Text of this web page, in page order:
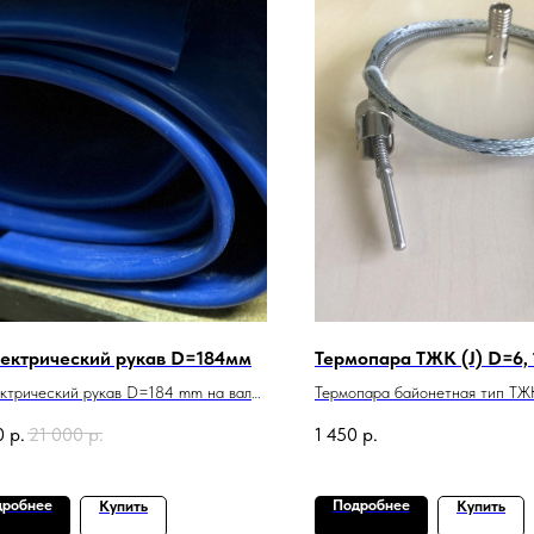
рукав D=184мм
рукав D=184 mm на вал
Германия, Premium качество
р. 21 000 р.
Купить
Термопара ТЖК (J) D=6,
Термопара байонетная тип
со штуцером, M12 ), LD,
1 450 р.
Подробнее Купить